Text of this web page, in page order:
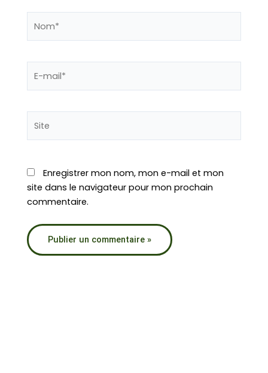
mail*
Enregistrer mon nom, mon e-mail et mon
site dans le navigateur pour mon prochain
commentaire.